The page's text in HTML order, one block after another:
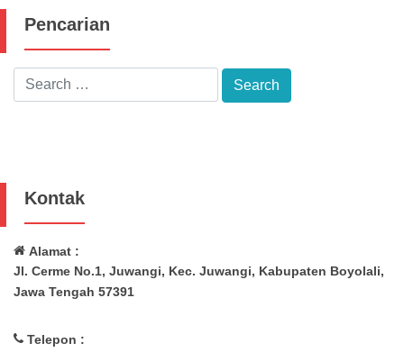
Pencarian
Kontak
Alamat :
Jl. Cerme No.1, Juwangi, Kec. Juwangi, Kabupaten Boyolali,
Jawa Tengah 57391
Telepon :